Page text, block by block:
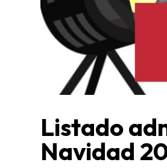
Listado
Navidad